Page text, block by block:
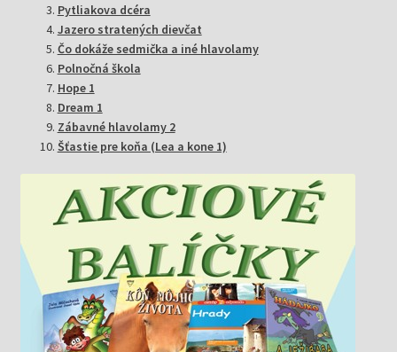
Pytliakova dcéra
Jazero stratených dievčat
Čo dokáže sedmička a iné hlavolamy
Polnočná škola
Hope 1
Dream 1
Zábavné hlavolamy 2
Šťastie pre koňa (Lea a kone 1)